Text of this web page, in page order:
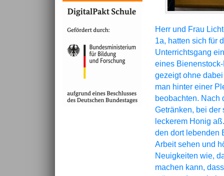
Herr und Frau
1a, hatten sich für
Unterrichtsgang
eines
gezeigt ohne
man hinter einer
beobachten. Nach
Getränken, bei der
leckerem Honig
den dort lebenden
Arbeit sehen und
Neuigkeiten wie,
machen kann,